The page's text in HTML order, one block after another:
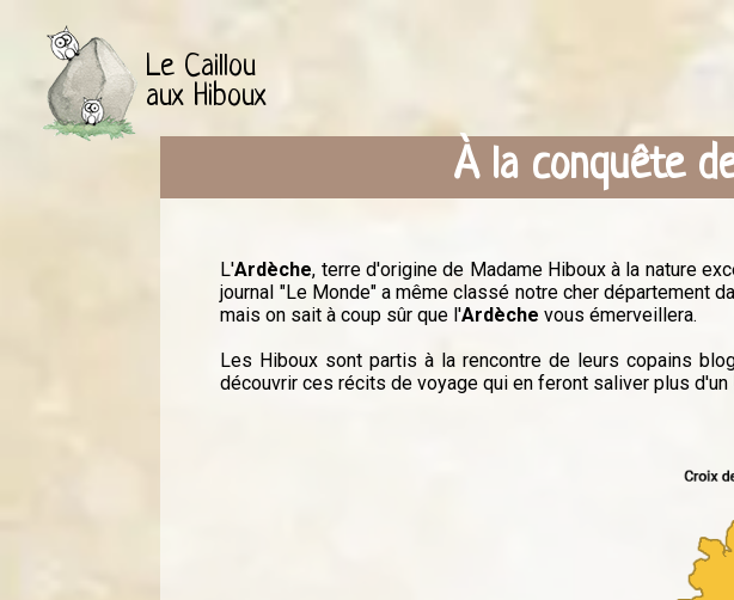
Le Caillou
aux Hiboux
À la conquête
L'Ardèche, terre d'origine de Madame Hiboux à la nature
journal "Le Monde" a même classé notre cher département
mais on sait à coup sûr que l'Ardèche vous émerveillera.
Les Hiboux sont partis à la rencontre de leurs copains
découvrir ces récits de voyage qui en feront saliver plus d'un